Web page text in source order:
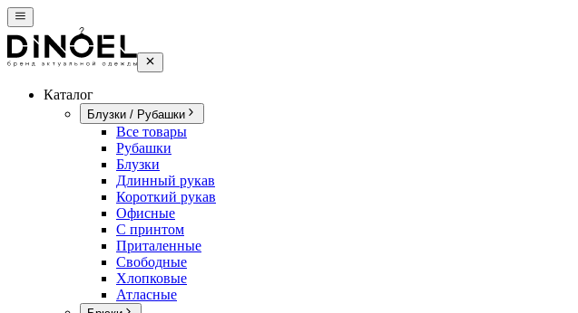
Каталог
Блузки / Рубашки
Все товары
Рубашки
Блузки
Длинный рукав
Короткий рукав
Офисные
С принтом
Приталенные
Свободные
Хлопковые
Атласные